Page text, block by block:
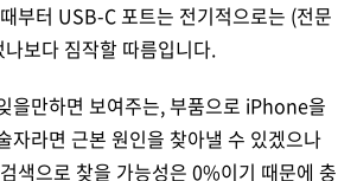
부터 USB-C 포트는 전기적으로는 (전문
보다 짐작할 따름입니다.
을만하면 보여주는, 부품으로 iPhone을
자라면 근본 원인을 찾아낼 수 있겠으나
색으로 찾을 가능성은 0%이기 때문에 충